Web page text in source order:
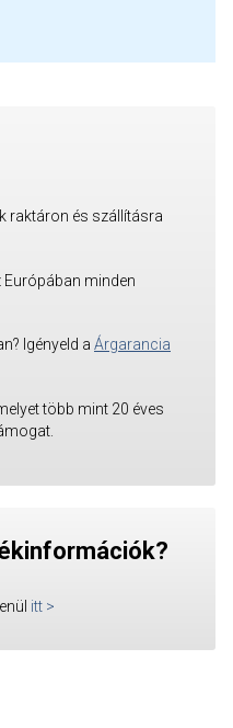
raktáron és szállításra
Európában minden
Igényeld a Árgarancia
több mint 20 éves
itt >